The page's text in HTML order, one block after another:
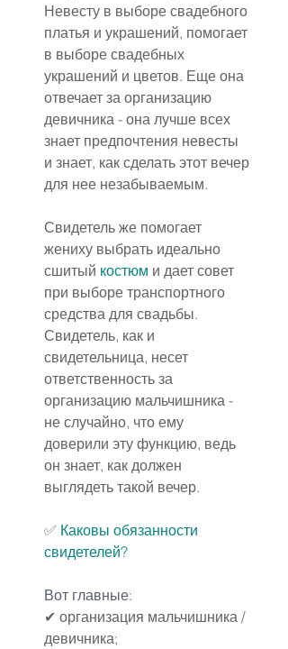
Невесту в выборе свадебного
платья и украшений, помогает
в выборе свадебных
украшений и цветов. Еще она
отвечает за организацию
девичника - она лучше всех
знает предпочтения невесты
и знает, как сделать этот вечер
для нее незабываемым.
Свидетель же помогает
жениху выбрать идеально
сшитый костюм и дает совет
при выборе транспортного
средства для свадьбы.
Свидетель, как и
свидетельница, несет
ответственность за
организацию мальчишника -
не случайно, что ему
доверили эту функцию, ведь
он знает, как должен
выглядеть такой вечер.
✅ Каковы обязанности
свидетелей?
Вот главные:
✔ организация мальчишника /
девичника;